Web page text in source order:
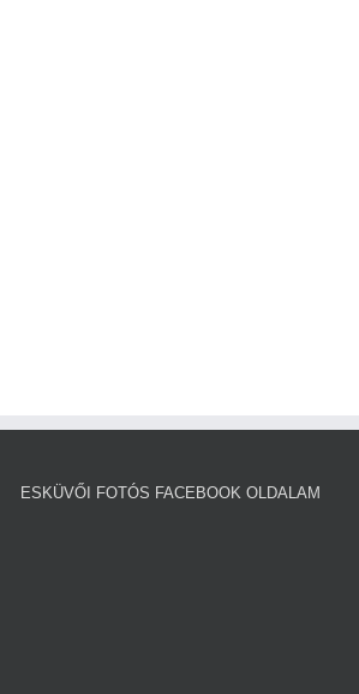
ESKÜVŐI FOTÓS FACEBOOK OLDALAM